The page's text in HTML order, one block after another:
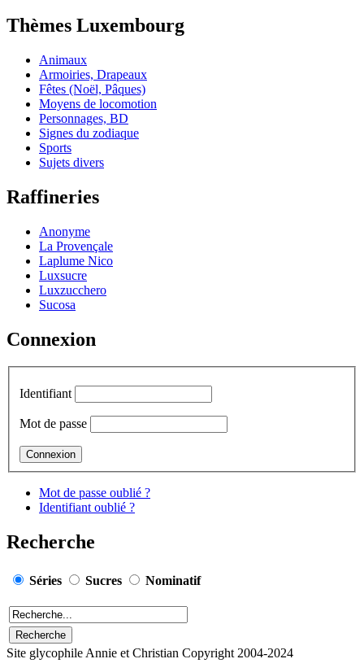
Thèmes Luxembourg
Animaux
Armoiries, Drapeaux
Fêtes (Noël, Pâques)
Moyens de locomotion
Personnages, BD
Signes du zodiaque
Sports
Sujets divers
Raffineries
Anonyme
La Provençale
Laplume Nico
Luxsucre
Luxzucchero
Sucosa
Connexion
Identifiant
Mot de passe
Mot de passe oublié ?
Identifiant oublié ?
Recherche
Séries Sucres Nominatif
Site glycophile Annie et Christian Copyright 2004-2024